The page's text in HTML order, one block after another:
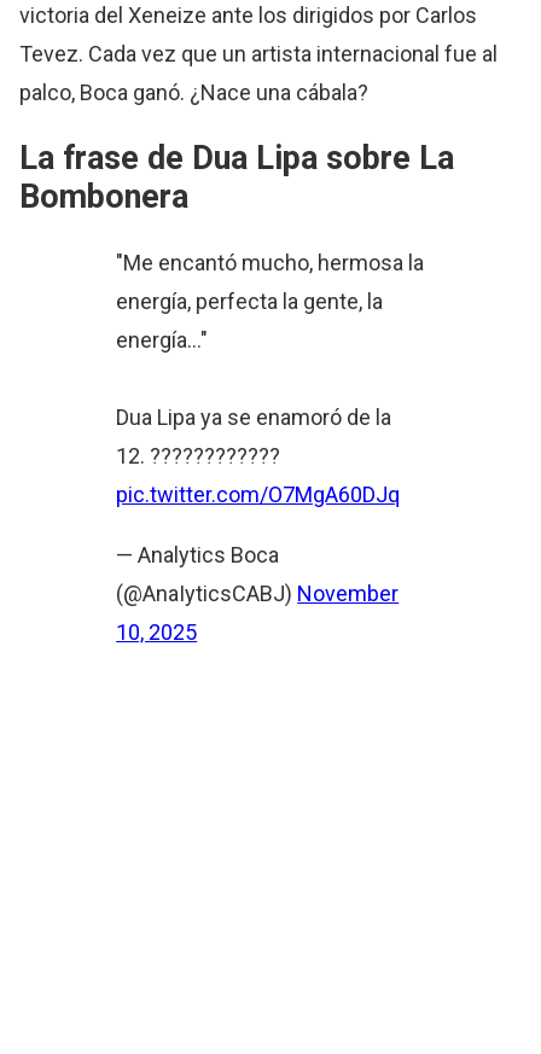
victoria del Xeneize ante los dirigidos por Carlos
Tevez. Cada vez que un artista internacional fue al
palco, Boca ganó. ¿Nace una cábala?
La frase de Dua Lipa sobre La
Bombonera
"Me encantó mucho, hermosa la
energía, perfecta la gente, la
energía…"
Dua Lipa ya se enamoró de la
12. ????????????
pic.twitter.com/O7MgA60DJq
— Analytics Boca
(@AnaIyticsCABJ) November
10, 2025